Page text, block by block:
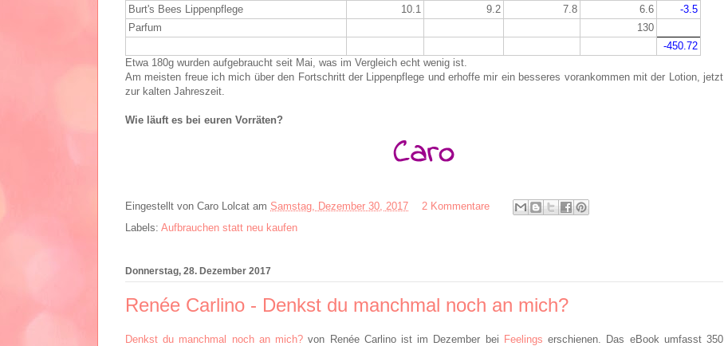
Burt's Bees Lippenpflege
10.1 9.2 7.8 6.6
-3.5
Parfum
130
-450.72
Etwa 180g wurden aufgebraucht seit Mai, was im Vergleich echt wenig ist.
Am meisten freue ich mich über den Fortschritt der Lippenpflege und erhoffe mir ein besseres vorankommen mit der Lotion, jetzt
zur kalten Jahreszeit.
Wie läuft es bei euren Vorräten?
Eingestellt von Caro Lolcat am Samstag, Dezember 30, 2017
2 Kommentare
Labels: Aufbrauchen statt neu kaufen
Donnerstag, 28. Dezember 2017
Renée Carlino - Denkst du manchmal noch an mich?
Denkst du manchmal noch an mich? von Renée Carlino ist im Dezember bei Feelings erschienen. Das eBook umfasst 350